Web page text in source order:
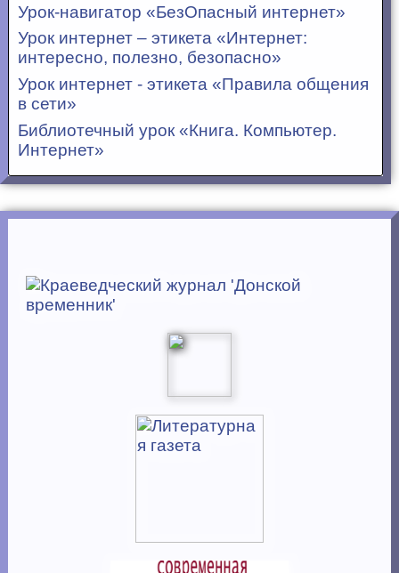
Урок-навигатор «БезОпасный интернет»
Урок интернет – этикета «Интернет:
интересно, полезно, безопасно»
Урок интернет - этикета «Правила общения
в сети»
Библиотечный урок «Книга. Компьютер.
Интернет»